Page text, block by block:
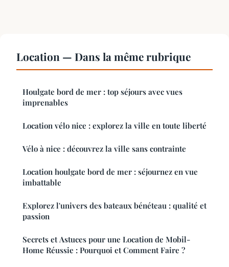
Location — Dans la même rubrique
Houlgate bord de mer : top séjours avec vues
imprenables
Location vélo nice : explorez la ville en toute liberté
Vélo à nice : découvrez la ville sans contrainte
Location houlgate bord de mer : séjournez en vue
imbattable
Explorez l'univers des bateaux bénéteau : qualité et
passion
Secrets et Astuces pour une Location de Mobil-
Home Réussie : Pourquoi et Comment Faire ?